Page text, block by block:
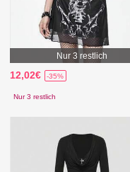
Nur 3 restlich
12,02€ -35%
Nur 3 restlich